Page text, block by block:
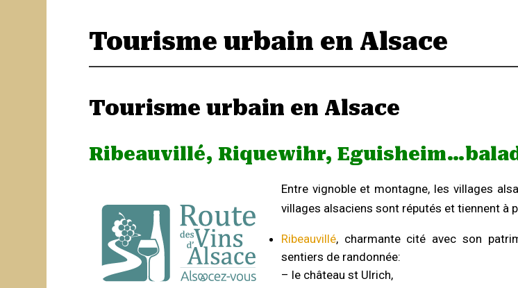
Tourisme urbain en Alsace
Tourisme urbain en Alsace
Ribeauvillé, Riquewihr,
Entre vignoble et montagne, les villages
villages alsaciens sont réputés et tiennent à
Ribeauvillé, charmante cité avec son
sentiers de randonnée:
– le château st Ulrich,